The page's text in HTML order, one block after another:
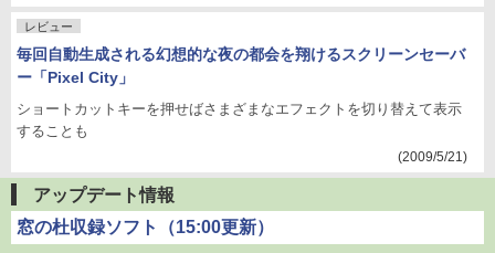
レビュー
毎回自動生成される幻想的な夜の都会を翔けるスクリーンセーバ
ー「Pixel City」
ショートカットキーを押せばさまざまなエフェクトを切り替えて表示
することも
(2009/5/21)
アップデート情報
窓の杜収録ソフト（15:00更新）